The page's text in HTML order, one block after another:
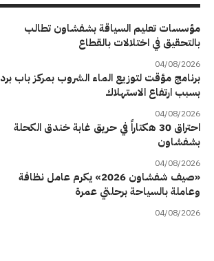
مؤسسات تعليم السياقة بشفشاون تطالب
بالتحقيق في اختلالات بالقطاع
04/08/2026
برنامج مؤقت لتوزيع الماء الشروب بمركز باب برد
بسبب ارتفاع الاستهلاك
04/08/2026
احتراق 30 هكتاراً في حريق غابة خندق الكحلة
بشفشاون
04/08/2026
«صيف شفشاون 2026» يكرم عامل نظافة
وعاملة بالسياحة برحلتي عمرة
04/08/2026